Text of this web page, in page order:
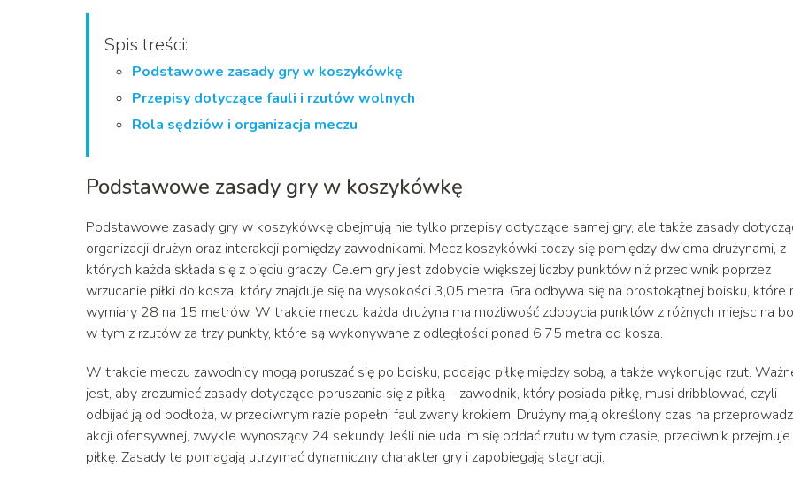
Spis treści:
Podstawowe zasady gry w koszykówkę
Przepisy dotyczące fauli i rzutów wolnych
Rola sędziów i organizacja meczu
Podstawowe zasady gry w koszykówkę
Podstawowe zasady gry w koszykówkę obejmują nie tylko przepisy dotyczące samej gry, ale także zasady
organizacji drużyn oraz interakcji pomiędzy zawodnikami. Mecz koszykówki toczy się pomiędzy dwiema drużynami, z
których każda składa się z pięciu graczy. Celem gry jest zdobycie większej liczby punktów niż przeciwnik poprzez
wrzucanie piłki do kosza, który znajduje się na wysokości 3,05 metra. Gra odbywa się na prostokątnej boisku, które
wymiary 28 na 15 metrów. W trakcie meczu każda drużyna ma możliwość zdobycia punktów z różnych miejsc na
w tym z rzutów za trzy punkty, które są wykonywane z odległości ponad 6,75 metra od kosza.
W trakcie meczu zawodnicy mogą poruszać się po boisku, podając piłkę między sobą, a także wykonując rzut.
jest, aby zrozumieć zasady dotyczące poruszania się z piłką – zawodnik, który posiada piłkę, musi dribblować, czyli
odbijać ją od podłoża, w przeciwnym razie popełni faul zwany krokiem. Drużyny mają określony czas na
akcji ofensywnej, zwykle wynoszący 24 sekundy. Jeśli nie uda im się oddać rzutu w tym czasie, przeciwnik przejmuje
piłkę. Zasady te pomagają utrzymać dynamiczny charakter gry i zapobiegają stagnacji.